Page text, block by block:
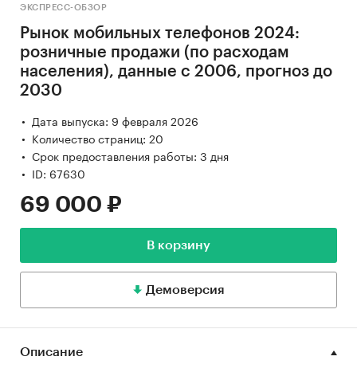
ЭКСПРЕСС-ОБЗОР
Рынок мобильных телефонов 2024:
розничные продажи (по расходам
населения), данные с 2006, прогноз до
2030
Дата выпуска: 9 февраля 2026
Количество страниц: 20
Срок предоставления работы: 3 дня
ID: 67630
69 000 ₽
В корзину
Демоверсия
Описание